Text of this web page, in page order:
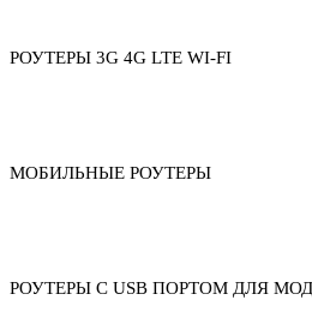
РОУТЕРЫ 3G 4G LTE WI-FI
МОБИЛЬНЫЕ РОУТЕРЫ
РОУТЕРЫ С USB ПОРТОМ ДЛЯ